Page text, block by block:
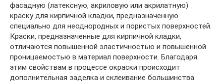
фасадную (латексную, акриловую или акрилатную)
краску для кирпичной кладки, предназначенную
специально для неоднородных и пористых поверхностей.
Краски, предназначенные для кирпичной кладки,
отличаются повышенной эластичностью и повышенной
проницаемостью в материал поверхности. Благодаря
этим свойствам в процессе окраски происходит
дополнительная заделка и склеивание большинства